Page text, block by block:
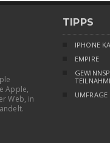
Apple,
Web, in
TIPPS
IPHONE
EMPIRE
UMFRAGE